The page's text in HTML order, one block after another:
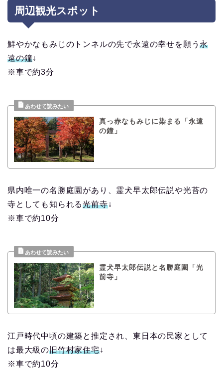
周辺観光スポット
鮮やかなもみじのトンネルの先で永遠の幸せを願う永
遠の鐘↓
※車で約3分
真っ赤なもみじに染まる「永遠
の鐘」
県内唯一の名勝庭園があり、霊犬早太郎伝説や光苔の
寺としても知られる光前寺↓
※車で約10分
霊犬早太郎伝説と名勝庭園「光
前寺」
江戸時代中頃の建築と推定され、東日本の民家として
は最大級の旧竹村家住宅↓
※車で約10分